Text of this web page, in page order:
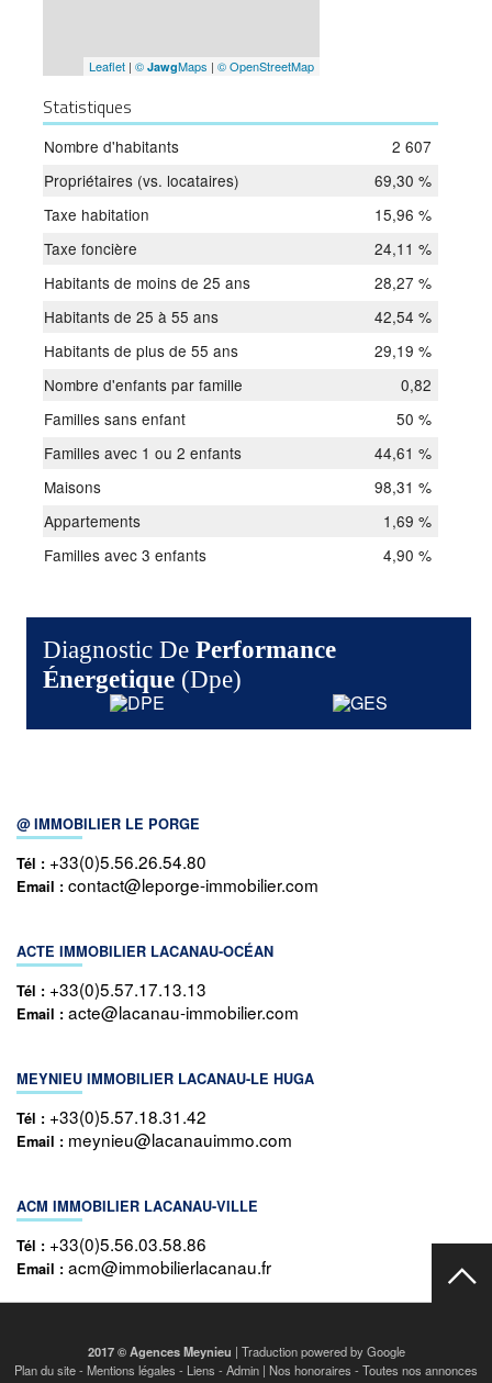
Leaflet| © JawgMaps | © OpenStreetMap
Statistiques
Nombre d'habitants
2 607
Propriétaires (vs. locataires)
69,30 %
Taxe habitation
15,96 %
Taxe foncière
24,11 %
Habitants de moins de 25 ans
28,27 %
Habitants de 25 à 55 ans
42,54 %
Habitants de plus de 55 ans
29,19 %
Nombre d'enfants par famille
0,82
Familles sans enfant
50 %
Familles avec 1 ou 2 enfants
44,61 %
Maisons
98,31 %
Appartements
1,69 %
Familles avec 3 enfants
4,90 %
Diagnostic De Performance
Énergetique (dpe)
@ IMMOBILIER LE PORGE
Tél : +33(0)5.56.26.54.80
Email : contact@leporge-immobilier.com
ACTE IMMOBILIER LACANAU-OCÉAN
Tél : +33(0)5.57.17.13.13
Email : acte@lacanau-immobilier.com
MEYNIEU IMMOBILIER LACANAU-LE HUGA
Tél : +33(0)5.57.18.31.42
Email : meynieu@lacanauimmo.com
ACM IMMOBILIER LACANAU-VILLE
Tél : +33(0)5.56.03.58.86
Email : acm@immobilierlacanau.fr
2017 © Agences Meynieu | Traduction powered by Google
Plan du site- Mentions légales - Liens - Admin | Nos honoraires - Toutes nos annonces